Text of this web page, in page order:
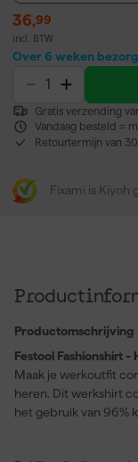
36,99
incl. BTW
Over 6 weken
Gratis verzending
Vandaag besteld =
Retourtermijn van
Fixami is Kiyoh
Productomschrijving
Festool Fashionshirt -
Maak je werkoutfit
heren. Dit werkshirt
het gebruik van 96%